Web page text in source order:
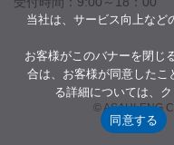
© ASAHI-ENG
当社は、サービス向上な
お客様がこのバナーを閉じ
合は、お客様が同意した
る詳細については、
同意する